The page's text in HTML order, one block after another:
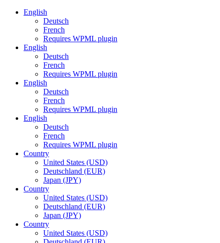
English
Deutsch
French
Requires WPML plugin
English
Deutsch
French
Requires WPML plugin
English
Deutsch
French
Requires WPML plugin
English
Deutsch
French
Requires WPML plugin
Country
United States (USD)
Deutschland (EUR)
Japan (JPY)
Country
United States (USD)
Deutschland (EUR)
Japan (JPY)
Country
United States (USD)